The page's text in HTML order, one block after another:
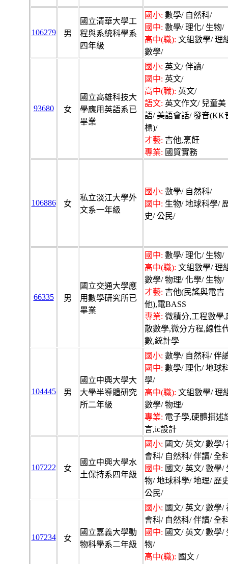
106279 男
國立清華大學工
程與系統科學系
四年級
國小: 數學/ 自然科/
國中: 數學/ 理化/ 生物/
高中(職): 文組數學/ 理
數學/
93680 女
國立高雄科技大
學應用英語系已
畢業
國小: 英文/ 伴讀/
國中: 英文/
高中(職): 英文/
語文: 英文作文/ 兒童美
語/ 美語會話/ 發音(KK
標)/
才藝: 吉他,烹飪
專業: 國貿實務
106886 女
私立淡江大學外
文系一年級
國小: 數學/ 自然科/
國中: 生物/ 地球科學/
史/ 公民/
66335 男
國立交通大學應
用數學研究所已
畢業
國中: 數學/ 理化/ 生物/
高中(職): 文組數學/ 理
數學/ 物理/ 化學/ 生物/
才藝: 吉他(民謠與電吉
他),電BASS
專業: 微積分,工程數學,
散數學,微分方程,線性
數,統計學
104445 男
國立中興大學大
大學半導體研究
所二年級
國小: 數學/ 自然科/ 伴
國中: 數學/ 理化/ 地球
學/
高中(職): 文組數學/ 理
數學/ 物理/
專業: 電子學,硬體描述
言,ic設計
107222 女
國立中興大學水
土保持系四年級
國小: 國文/ 英文/ 數學/
會科/ 自然科/ 伴讀/ 全
國中: 國文/ 英文/ 數學/
物/ 地球科學/ 地理/ 歷
公民/
107234 女
國立嘉義大學動
物科學系二年級
國小: 國文/ 英文/ 數學/
會科/ 自然科/ 伴讀/ 全
國中: 國文/ 英文/ 數學/
物/
高中(職): 國文 /